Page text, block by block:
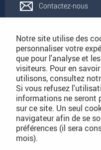
Contactez-nous
Catalogues
Conditions
PLAN DU SITE DÉTAILLÉ
Notre site utilise des
personnaliser votre
que pour l'analyse et
visiteurs. Pour en
utilisons, consultez
Si vous refusez
informations ne seront
sur ce site. Un seul
navigateur afin de se
préférences (il sera
mois).